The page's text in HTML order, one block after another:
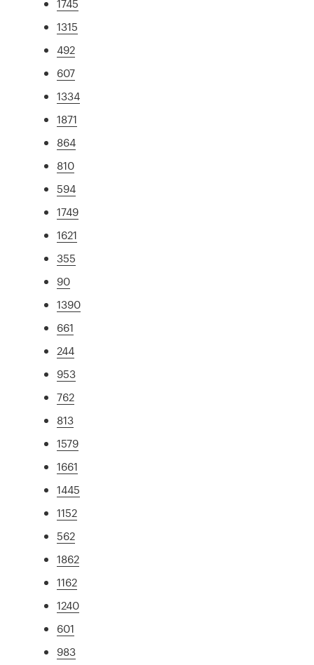
1745
1315
492
607
1334
1871
864
810
594
1749
1621
355
90
1390
661
244
953
762
813
1579
1661
1445
1152
562
1862
1162
1240
601
983